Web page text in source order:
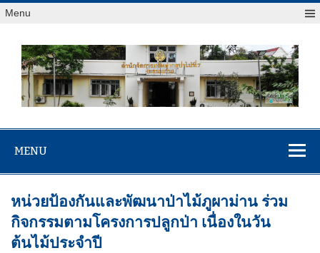
Menu
สจป.ที่ 7
(ขอนแก่น)
MENU
หน่วยป้องกันและพัฒนาป่าไม้ภูผาม่าน ร่วม
กิจกรรมตามโครงการปลูกป่า เนื่องในวัน
ต้นไม้ประจำปี